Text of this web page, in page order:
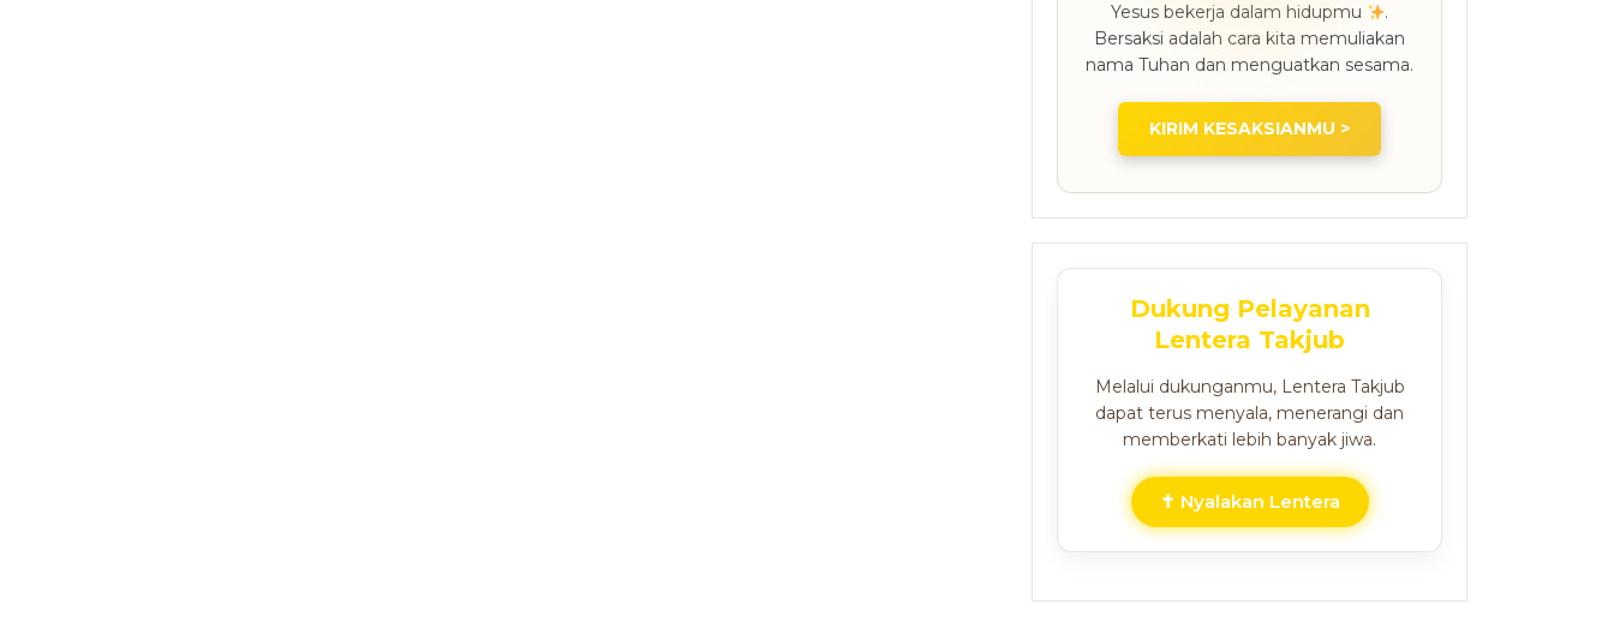
Yesus bekerja dalam hidupmu
.
Bersaksi adalah cara kita memuliakan
nama Tuhan dan menguatkan sesama.
KIRIM KESAKSIANMU >
Dukung Pelayanan
Lentera Takjub
Melalui dukunganmu, Lentera Takjub
dapat terus menyala, menerangi dan
memberkati lebih banyak jiwa.
✝ Nyalakan Lentera